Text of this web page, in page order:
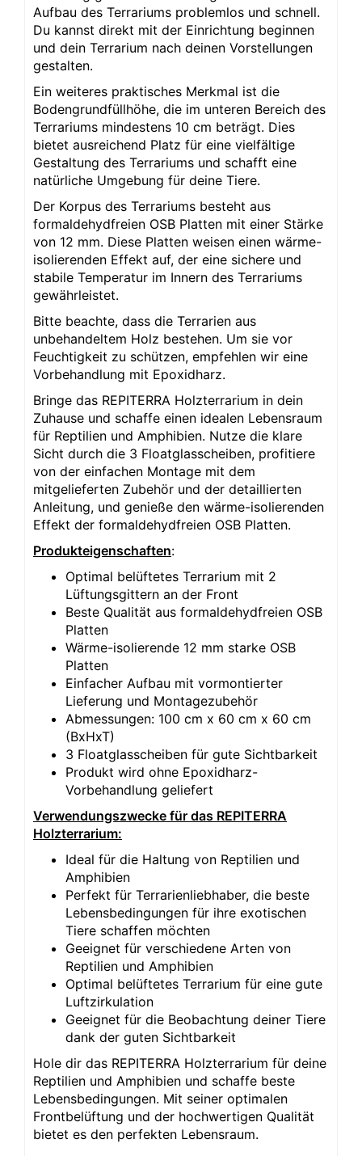
Aufbau des Terrariums problemlos und schnell.
Du kannst direkt mit der Einrichtung beginnen
und dein Terrarium nach deinen Vorstellungen
gestalten.
Ein weiteres praktisches Merkmal ist die
Bodengrundfüllhöhe, die im unteren Bereich des
Terrariums mindestens 10 cm beträgt. Dies
bietet ausreichend Platz für eine vielfältige
Gestaltung des Terrariums und schafft eine
natürliche Umgebung für deine Tiere.
Der Korpus des Terrariums besteht aus
formaldehydfreien OSB Platten mit einer Stärke
von 12 mm. Diese Platten weisen einen wärme-
isolierenden Effekt auf, der eine sichere und
stabile Temperatur im Innern des Terrariums
gewährleistet.
Bitte beachte, dass die Terrarien aus
unbehandeltem Holz bestehen. Um sie vor
Feuchtigkeit zu schützen, empfehlen wir eine
Vorbehandlung mit Epoxidharz.
Bringe das REPITERRA Holzterrarium in dein
Zuhause und schaffe einen idealen Lebensraum
für Reptilien und Amphibien. Nutze die klare
Sicht durch die 3 Floatglasscheiben, profitiere
von der einfachen Montage mit dem
mitgelieferten Zubehör und der detaillierten
Anleitung, und genieße den wärme-isolierenden
Effekt der formaldehydfreien OSB Platten.
Produkteigenschaften:
Optimal belüftetes Terrarium mit 2
Lüftungsgittern an der Front
Beste Qualität aus formaldehydfreien OSB
Platten
Wärme-isolierende 12 mm starke OSB
Platten
Einfacher Aufbau mit vormontierter
Lieferung und Montagezubehör
Abmessungen: 100 cm x 60 cm x 60 cm
(BxHxT)
3 Floatglasscheiben für gute Sichtbarkeit
Produkt wird ohne Epoxidharz-
Vorbehandlung geliefert
Verwendungszwecke für das REPITERRA
Holzterrarium:
Ideal für die Haltung von Reptilien und
Amphibien
Perfekt für Terrarienliebhaber, die beste
Lebensbedingungen für ihre exotischen
Tiere schaffen möchten
Geeignet für verschiedene Arten von
Reptilien und Amphibien
Optimal belüftetes Terrarium für eine gute
Luftzirkulation
Geeignet für die Beobachtung deiner Tiere
dank der guten Sichtbarkeit
Hole dir das REPITERRA Holzterrarium für deine
Reptilien und Amphibien und schaffe beste
Lebensbedingungen. Mit seiner optimalen
Frontbelüftung und der hochwertigen Qualität
bietet es den perfekten Lebensraum.